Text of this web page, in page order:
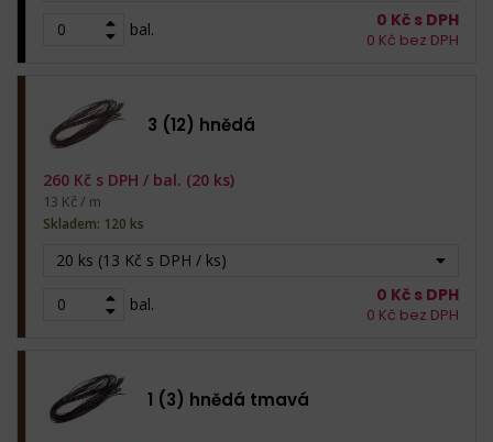
bal. 0 Kč s DPH
0 Kč bez DPH
3 (12) hnědá
20 ks (13 Kč s DPH / ks)
bal.
260 Kč s DPH / bal. (20 ks)
13 Kč / m
Skladem: 120 ks
0 Kč s DPH
0 Kč bez DPH
1 (3) hnědá tmavá